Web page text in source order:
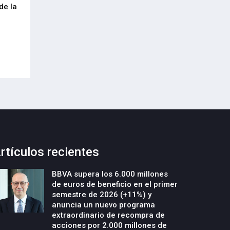
la
recientes
BBVA supera los 6.000 millones
de euros de beneficio en el primer
semestre de 2026 (+11%) y
anuncia un nuevo programa
extraordinario de recompra de
acciones por 2.000 millones de